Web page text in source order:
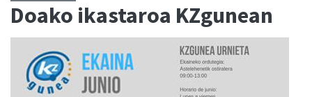
Doako ikastaroa KZgunean